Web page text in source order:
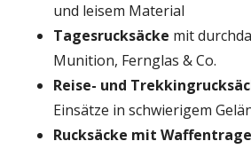
und leisem Material
Tagesrucksäcke mit
Munition, Fernglas & Co.
Reise- und
Einsätze in schwierigem
Rucksäcke mit